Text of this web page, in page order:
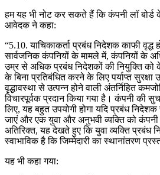
हम यह भी नोट कर सकते हैं कि कंपनी लॉ बोर्ड
आवेदक ने कहा:
“5.10. याचिकाकर्ता प्रबंध निदेशक काफी वृद्ध
सार्वजनिक कंपनियों के मामले में, कंपनियों के
उम्र से अधिक प्रबंध निदेशकों की नियुक्ति को
के बिना प्रतिबंधित करने के लिए पर्याप्त सुरक्षा
वृद्धावस्था से उत्पन्न होने वाली अंतर्निहित
विचारपूर्वक प्रदान किया गया है। कंपनी की
लिए, यह बहुत उपयोगी होगा यदि प्रबंध निदेशक
जाएं और एक युवा और अनुभवी व्यक्ति को
अतिरिक्त, यह देखते हुए कि युवा व्यक्ति प्रबंध
स्वाभाविक है कि जिम्मेदारी का स्थानांतरण
यह भी कहा गया: